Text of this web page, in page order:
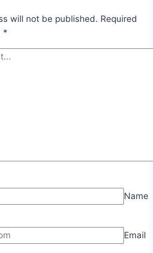
will not be published. Required
*
Name
Email